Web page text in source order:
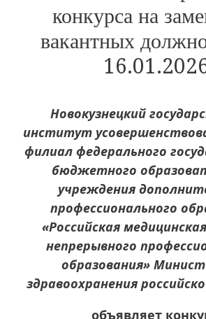
конкурса на
вакантных
Новокузнецкий
институт
филиал федерального
бюджетного
учреждения
профессионального
«Российская
непрерывного
образования»
здравоохранения
объявляет